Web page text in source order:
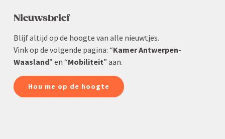
Nieuws­brief
Blijf altijd op de hoogte van alle nieuwtjes.
Vink op de volgende pagina: “Kamer Antwerpen-
Waasland” en “Mobiliteit” aan.
Hou me op de hoogte